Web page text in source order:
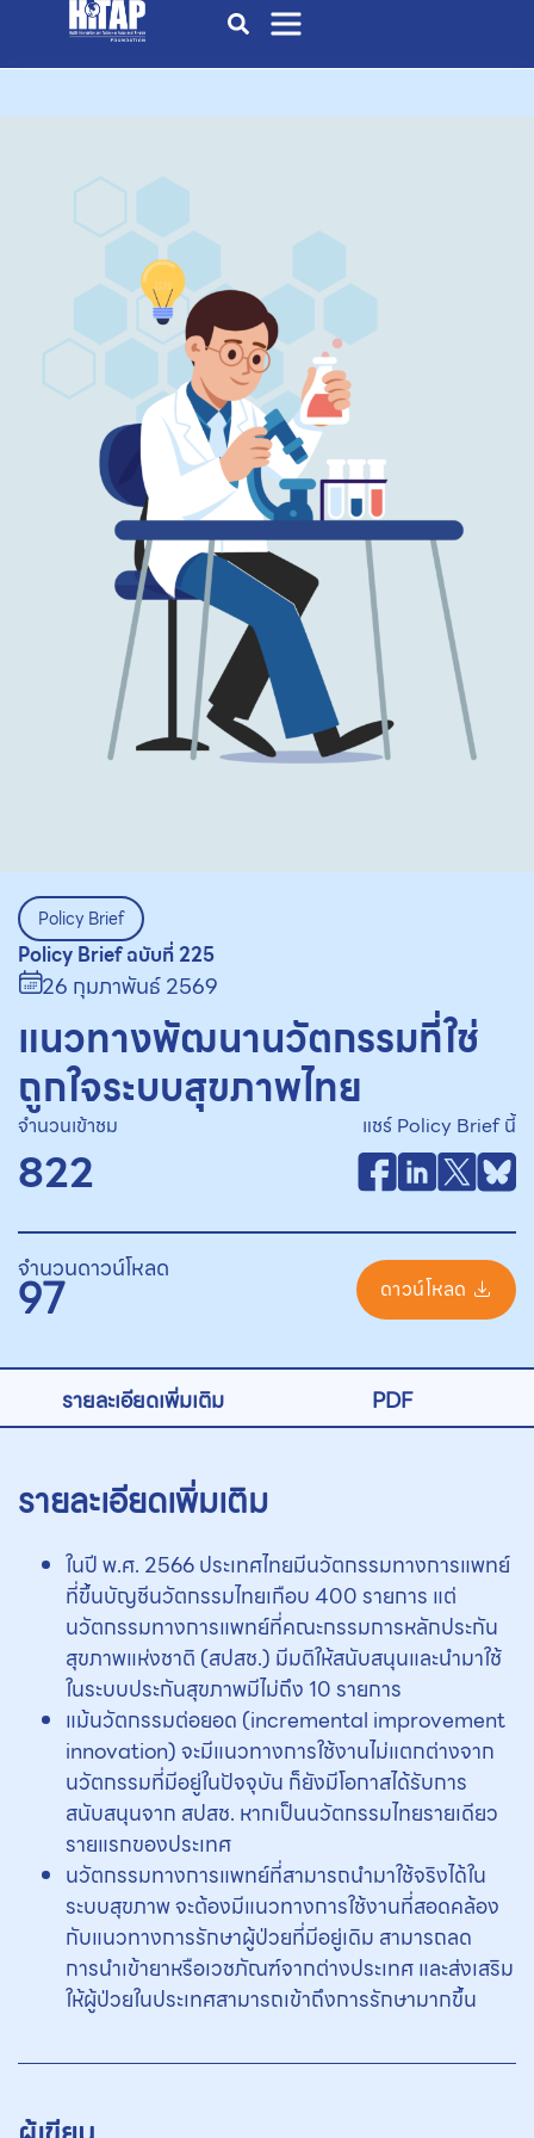
Policy Brief
Policy Brief ฉบับที่ 225
26 กุมภาพันธ์ 2569
แนวทางพัฒนานวัตกรรมที่ใช่
ถูกใจระบบสุขภาพไทย
จำนวนเข้าชม
822
แชร์ Policy Brief นี้
จำนวนดาวน์โหลด
97 ดาวน์โหลด
รายละเอียดเพิ่มเติม PDF
รายละเอียดเพิ่มเติม
ในปี พ.ศ. 2566 ประเทศไทยมีนวัตกรรมทางการแพทย์
ที่ขึ้นบัญชีนวัตกรรมไทยเกือบ 400 รายการ แต่
นวัตกรรมทางการแพทย์ที่คณะกรรมการหลักประกัน
สุขภาพแห่งชาติ (สปสช.) มีมติให้สนับสนุนและนำมาใช้
ในระบบประกันสุขภาพมีไม่ถึง 10 รายการ
แม้นวัตกรรมต่อยอด (incremental improvement
innovation) จะมีแนวทางการใช้งานไม่แตกต่างจาก
นวัตกรรมที่มีอยู่ในปัจจุบัน ก็ยังมีโอกาสได้รับการ
สนับสนุนจาก สปสช. หากเป็นนวัตกรรมไทยรายเดียว
รายแรกของประเทศ
นวัตกรรมทางการแพทย์ที่สามารถนำมาใช้จริงได้ใน
ระบบสุขภาพ จะต้องมีแนวทางการใช้งานที่สอดคล้อง
กับแนวทางการรักษาผู้ป่วยที่มีอยู่เดิม สามารถลด
การนำเข้ายาหรือเวชภัณฑ์จากต่างประเทศ และส่งเสริม
ให้ผู้ป่วยในประเทศสามารถเข้าถึงการรักษามากขึ้น